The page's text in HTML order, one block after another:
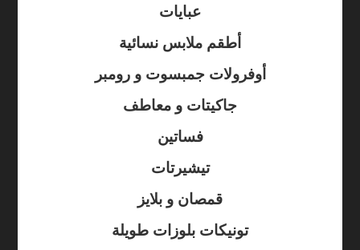
عبايات
أطقم ملابس نسائية
أوفرولات جمبسوت و رومبر
جاكيتات و معاطف
فساتين
تيشيرتات
قمصان و بلايز
تونيكات بلوزات طويلة